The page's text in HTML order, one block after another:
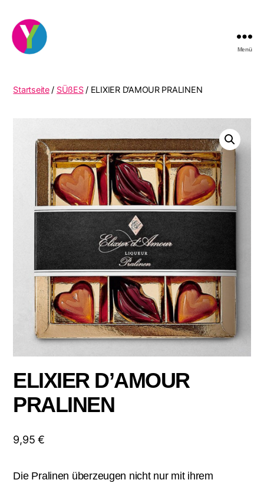
Menü
Startseite/ SÜßES/ ELIXIER D’AMOUR PRALINEN
ELIXIER D’AMOUR
PRALINEN
9,95€
Die Pralinen überzeugen nicht nur mit ihrem